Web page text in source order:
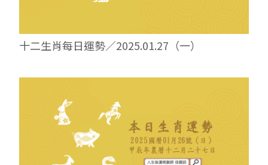
十二生肖每日運勢／2025.01.27（一）